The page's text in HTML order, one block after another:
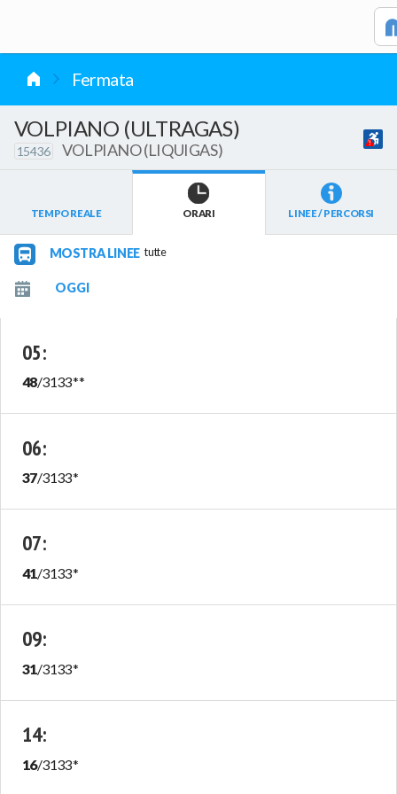
Fermata
VOLPIANO (ULTRAGAS)
15436 VOLPIANO (LIQUIGAS)
TEMPO REALE ORARI LINEE / PERCORSI
MOSTRA LINEE tutte
05:
48/3133**
06:
37/3133*
07:
41/3133*
09:
31/3133*
14:
16/3133*